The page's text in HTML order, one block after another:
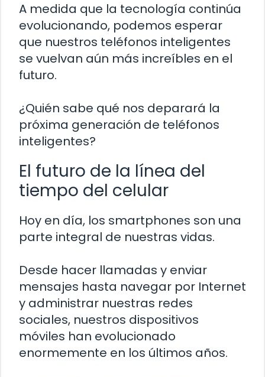
A medida que la tecnología continúa
evolucionando, podemos esperar
que nuestros teléfonos inteligentes
se vuelvan aún más increíbles en el
futuro.
¿Quién sabe qué nos deparará la
próxima generación de teléfonos
inteligentes?
El futuro de la línea del
tiempo del celular
Hoy en día, los smartphones son una
parte integral de nuestras vidas.
Desde hacer llamadas y enviar
mensajes hasta navegar por Internet
y administrar nuestras redes
sociales, nuestros dispositivos
móviles han evolucionado
enormemente en los últimos años.